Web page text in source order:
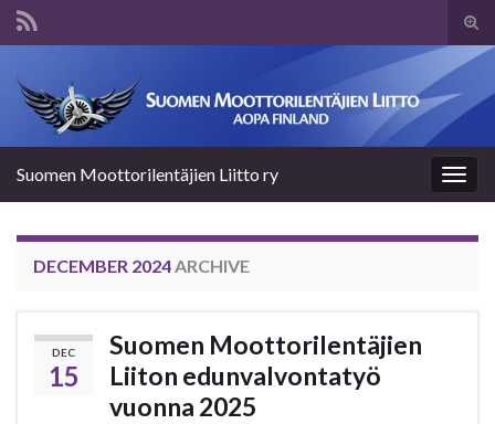
Suomen Moottorilentäjien Liitto ry
DECEMBER 2024ARCHIVE
DEC
15
Suomen Moottorilentäjien
Liiton edunvalvontatyö
vuonna 2025